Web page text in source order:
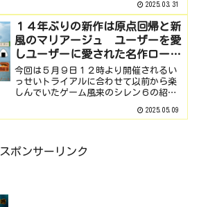
近ゲームカテゴリの説明が定番化してき
ていますが日ごろちゃんと調べないで使
っている何となくな事が多...
2025.03.31
１４年ぶりの新作は原点回帰と新
風のマリアージュ ユーザーを愛
しユーザーに愛された名作ローグ
ライクRPG最新作「不思議のダン
ジョン 風来のシレン６ ～とぐ
ろ島探検録～」をご紹介
今回は５月９日１２時より開催されるい
っせいトライアルに合わせて以前から楽
しんでいたゲーム風来のシレン６の紹介
の情報プレイしたハード（他の対応ハー
2025.05.09
スポンサーリンク